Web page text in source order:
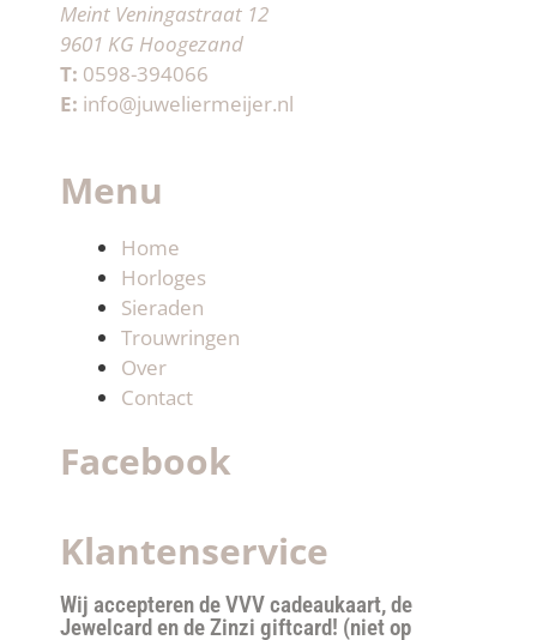
Meint Veningastraat 12
9601 KG Hoogezand
T: 0598-394066
E: info@juweliermeijer.nl
Menu
Home
Horloges
Sieraden
Trouwringen
Over
Contact
Facebook
Klantenservice
Wij accepteren de VVV cadeaukaart, de
Jewelcard en de Zinzi giftcard! (niet op